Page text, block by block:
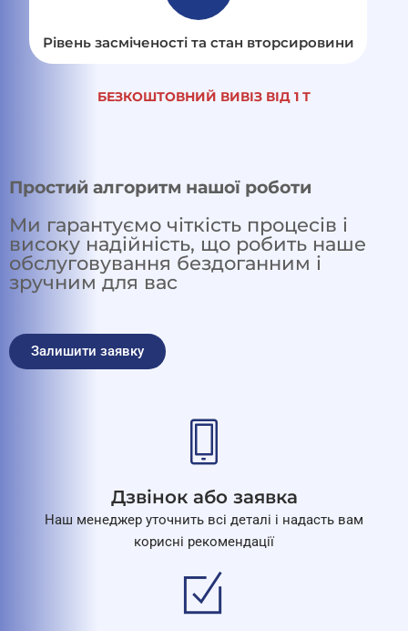
Рівень засміченості та стан вторсировини
БЕЗКОШТОВНИЙ ВИВІЗ ВІД 1 Т
Простий алгоритм нашої роботи
Ми гарантуємо чіткість процесів і
високу надійність, що робить наше
обслуговування бездоганним і
зручним для вас
Залишити заявку
Дзвінок або заявка
Наш менеджер уточнить всі деталі і надасть вам
корисні рекомендації